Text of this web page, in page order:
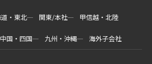
・東北 関東/本社 甲信越・北陸
中国・四国 九州・沖縄 海外子会社